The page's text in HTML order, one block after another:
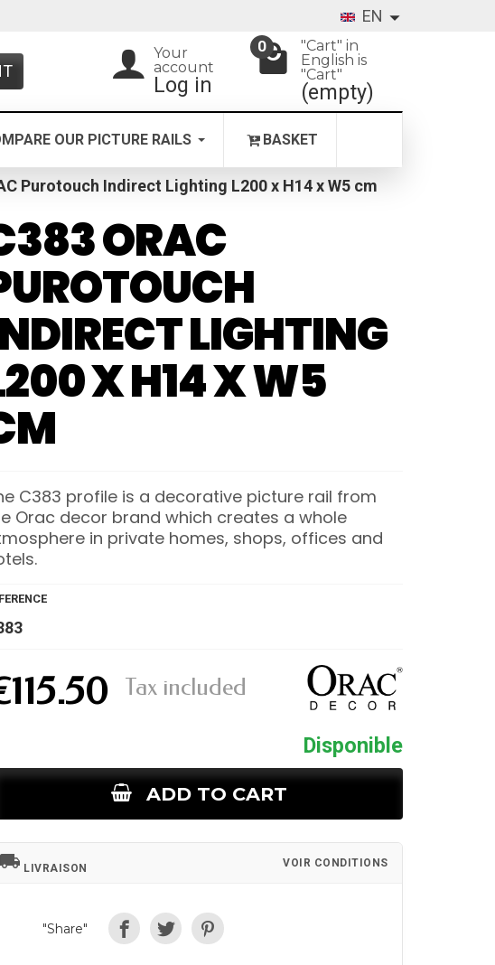
EN
Your
account
Log in
0
"Cart" in
English is
"Cart"
(empty)
OUR PICTURE RAILS BASKET
Purotouch Indirect Lighting L200 x H14 x W5 cm
ORAC
LIGHTING
X H14 X W5
C383 profile is a decorative picture rail from
Orac decor brand which creates a whole
in private homes, shops, offices and
Tax included
Disponible
ADD TO CART
local_shipping LIVRAISON VOIR CONDITIONS
"Share"